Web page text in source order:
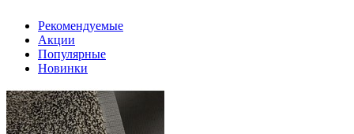
Рекомендуемые
Акции
Популярные
Новинки